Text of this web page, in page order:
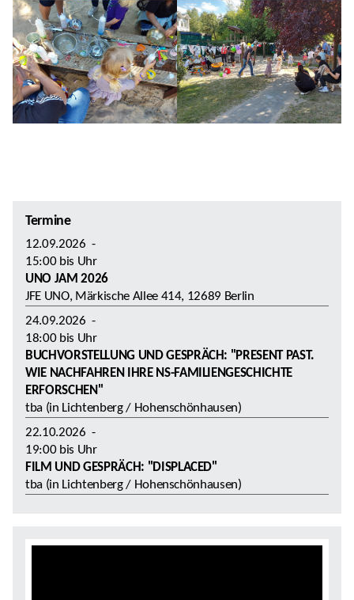
Termine
12.09.2026 -
15:00bis Uhr
UNO JAM 2026
JFE UNO, Märkische Allee 414, 12689 Berlin
24.09.2026 -
18:00bis Uhr
BUCHVORSTELLUNG UND GESPRÄCH: "PRESENT PAST.
WIE NACHFAHREN IHRE NS-FAMILIENGESCHICHTE
ERFORSCHEN"
tba (in Lichtenberg / Hohenschönhausen)
22.10.2026 -
19:00bis Uhr
FILM UND GESPRÄCH: "DISPLACED"
tba (in Lichtenberg / Hohenschönhausen)